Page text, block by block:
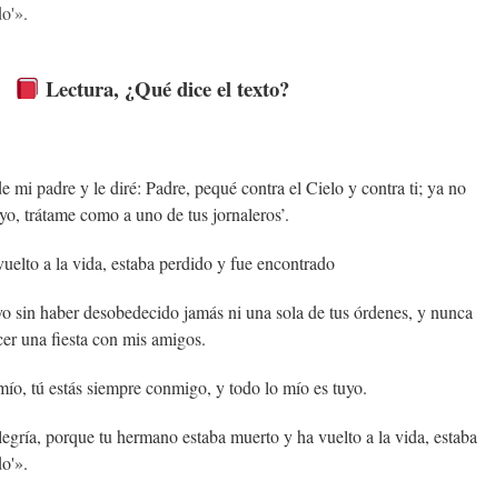
Lectura, ¿Qué dice el texto?
mi padre y le diré: Padre, pequé contra el Cielo y contra ti; ya no
trátame como a uno de tus jornaleros’.
a la vida, estaba perdido y fue encontrado
sin haber desobedecido jamás ni una sola de tus órdenes, y nunca
una fiesta con mis amigos.
tú estás siempre conmigo, y todo lo mío es tuyo.
porque tu hermano estaba muerto y ha vuelto a la vida, estaba